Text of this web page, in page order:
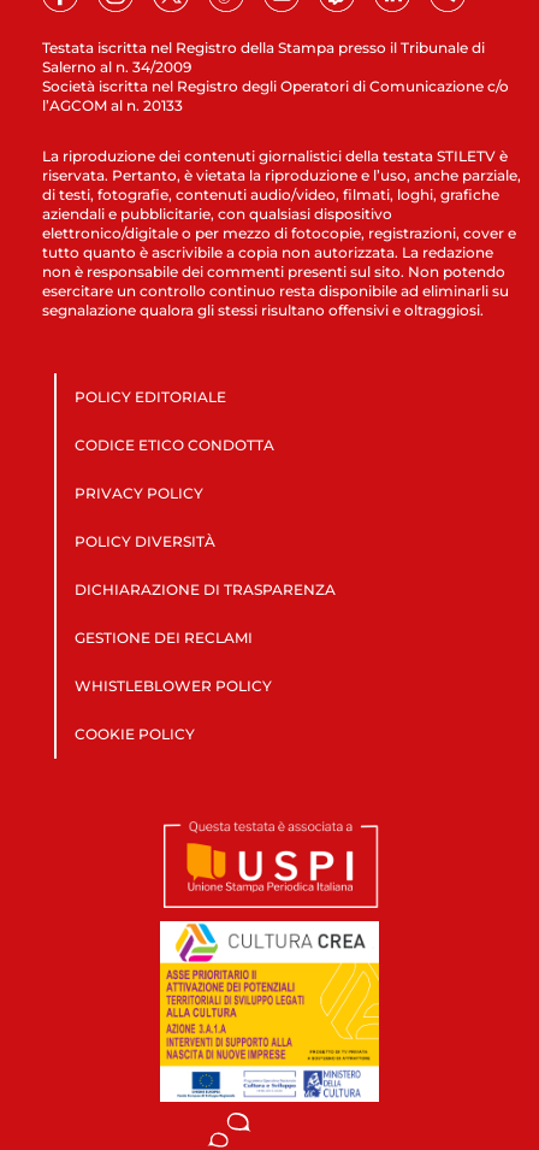
Testata iscritta nel Registro della Stampa presso il Tribunale di
Salerno al n. 34/2009
Società iscritta nel Registro degli Operatori di Comunicazione c/o
l’AGCOM al n. 20133
La riproduzione dei contenuti giornalistici della testata STILETV è
riservata. Pertanto, è vietata la riproduzione e l’uso, anche parziale,
di testi, fotografie, contenuti audio/video, filmati, loghi, grafiche
aziendali e pubblicitarie, con qualsiasi dispositivo
elettronico/digitale o per mezzo di fotocopie, registrazioni, cover e
tutto quanto è ascrivibile a copia non autorizzata. La redazione
non è responsabile dei commenti presenti sul sito. Non potendo
esercitare un controllo continuo resta disponibile ad eliminarli su
segnalazione qualora gli stessi risultano offensivi e oltraggiosi.
POLICY EDITORIALE
CODICE ETICO CONDOTTA
PRIVACY POLICY
POLICY DIVERSITÀ
DICHIARAZIONE DI TRASPARENZA
GESTIONE DEI RECLAMI
WHISTLEBLOWER POLICY
COOKIE POLICY